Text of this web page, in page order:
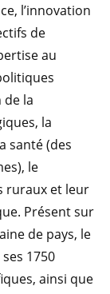
l’innovation
de
au
la
la
santé (des
le
ruraux et leur
Présent sur
de pays, le
1750
ainsi que